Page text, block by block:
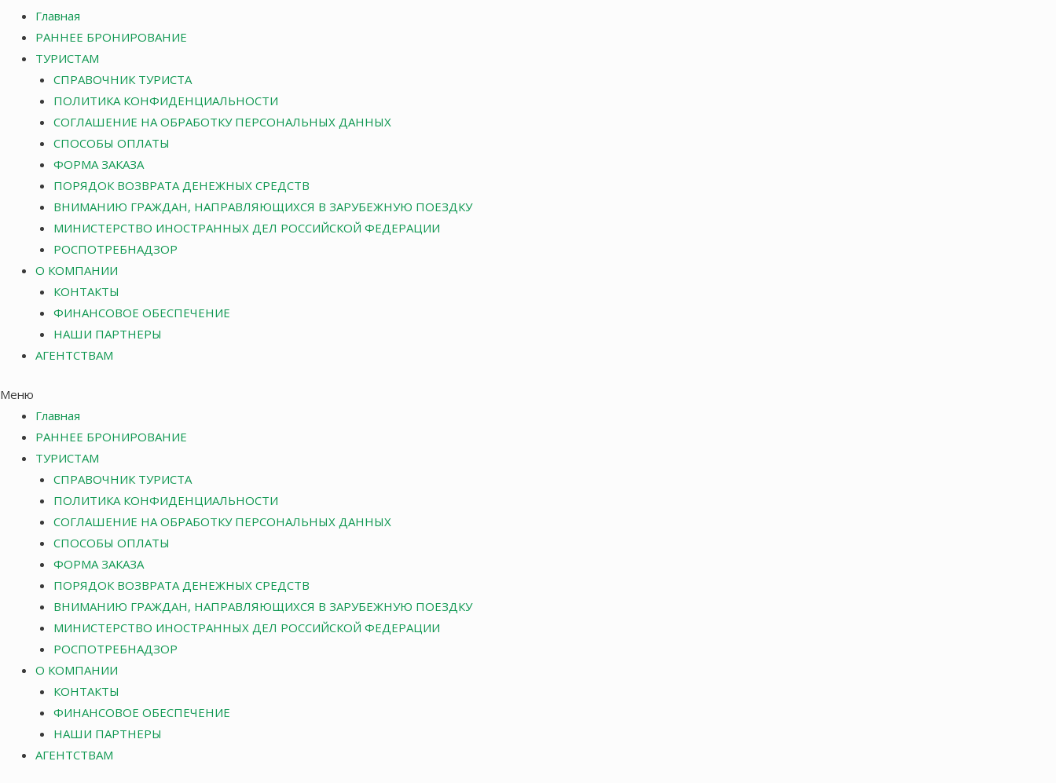
Главная
РАННЕЕ БРОНИРОВАНИЕ
ТУРИСТАМ
СПРАВОЧНИК ТУРИСТА
ПОЛИТИКА КОНФИДЕНЦИАЛЬНОСТИ
СОГЛАШЕНИЕ НА ОБРАБОТКУ ПЕРСОНАЛЬНЫХ ДАННЫХ
СПОСОБЫ ОПЛАТЫ
ФОРМА ЗАКАЗА
ПОРЯДОК ВОЗВРАТА ДЕНЕЖНЫХ СРЕДСТВ
ВНИМАНИЮ ГРАЖДАН, НАПРАВЛЯЮЩИХСЯ В ЗАРУБЕЖНУЮ ПОЕЗДКУ
МИНИСТЕРСТВО ИНОСТРАННЫХ ДЕЛ РОССИЙСКОЙ ФЕДЕРАЦИИ
РОСПОТРЕБНАДЗОР
О КОМПАНИИ
КОНТАКТЫ
ФИНАНСОВОЕ ОБЕСПЕЧЕНИЕ
НАШИ ПАРТНЕРЫ
АГЕНТСТВАМ
Меню
Главная
РАННЕЕ БРОНИРОВАНИЕ
ТУРИСТАМ
СПРАВОЧНИК ТУРИСТА
ПОЛИТИКА КОНФИДЕНЦИАЛЬНОСТИ
СОГЛАШЕНИЕ НА ОБРАБОТКУ ПЕРСОНАЛЬНЫХ ДАННЫХ
СПОСОБЫ ОПЛАТЫ
ФОРМА ЗАКАЗА
ПОРЯДОК ВОЗВРАТА ДЕНЕЖНЫХ СРЕДСТВ
ВНИМАНИЮ ГРАЖДАН, НАПРАВЛЯЮЩИХСЯ В ЗАРУБЕЖНУЮ ПОЕЗДКУ
МИНИСТЕРСТВО ИНОСТРАННЫХ ДЕЛ РОССИЙСКОЙ ФЕДЕРАЦИИ
РОСПОТРЕБНАДЗОР
О КОМПАНИИ
КОНТАКТЫ
ФИНАНСОВОЕ ОБЕСПЕЧЕНИЕ
НАШИ ПАРТНЕРЫ
АГЕНТСТВАМ